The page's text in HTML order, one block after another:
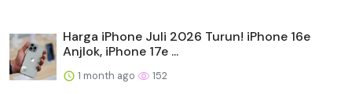
Harga iPhone Juli 2026 Turun! iPhone 16e
Anjlok, iPhone 17e ...
1 month ago 152